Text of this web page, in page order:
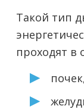
Такой тип
проходят в